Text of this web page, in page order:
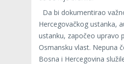
Da bi dokumentirao
Hercegovačkog ustanka,
ustanku, započeo upravo
Osmansku vlast. Nepuna
Bosna i Hercegovina